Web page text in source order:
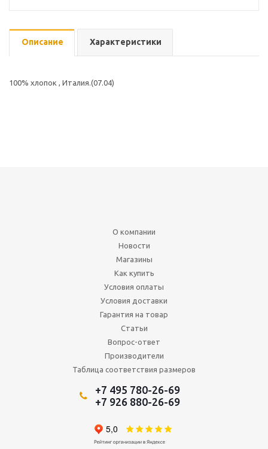
Описание Характеристики
100% хлопок , Италия.(07.04)
О компании
Новости
Магазины
Как купить
Условия оплаты
Условия доставки
Гарантия на товар
Статьи
Вопрос-ответ
Производители
Таблица соответствия размеров
+7 495 780-26-69
+7 926 880-26-69